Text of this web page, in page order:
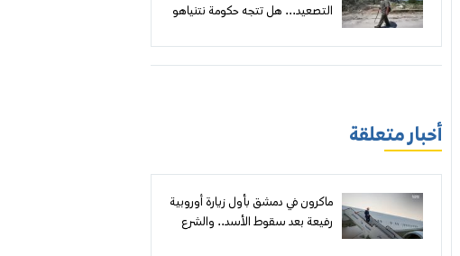
التصعيد... هل تتجه حكومة نتنياهو
أخبار متعلقة
ماكرون في دمشق بأول زيارة أوروبية
رفيعة بعد سقوط الأسد.. والشرع